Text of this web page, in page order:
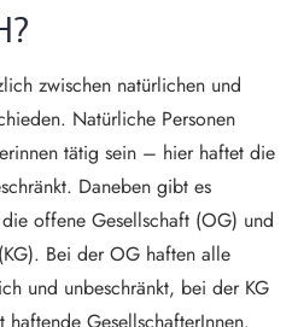
zwischen natürlichen und
Natürliche Personen
tätig sein – hier haftet die
Daneben gibt es
offene Gesellschaft (OG) und
Bei der OG haften alle
und unbeschränkt, bei der KG